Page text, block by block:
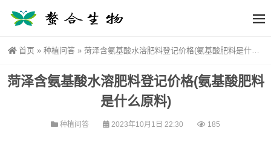
首页 » 种植问答 » 菏泽含氨基酸水溶肥料登记价格(氨基酸肥料是什么原料)
菏泽含氨基酸水溶肥料登记价格(氨基酸肥料
是什么原料)
种植问答 2023年10月1日 22:30 185